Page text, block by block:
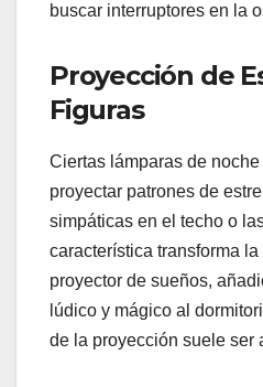
buscar interruptores en la
Proyección de
Figuras
Ciertas lámparas de
proyectar patrones de
simpáticas en el techo o
característica transforma
proyector de sueños,
lúdico y mágico al
de la proyección suele ser